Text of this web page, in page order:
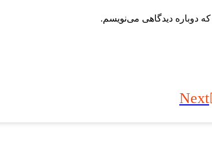
دوباره دیدگاهی می‌نویسم.
Next